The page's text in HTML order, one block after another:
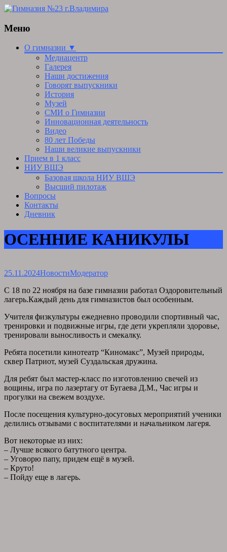
Меню
Skip
О гимназии ▼
Медиацентр
Галерея
Наши достижения
Говорят выпускники
История
Музей
СМИ о Гимназии
Инновационная деятельность
Видео
80 лет Победы
Наши великие выпускники
Прием в 1 класс
НИУ ВШЭ
Базовая школа НИУ ВШЭ
Высший пилотаж
Вопросы
Контакты
Дневник
ОСЕННИЕ КАНИКУЛЫ
25.11.2024НовостиМодератор
С 18 по 22 ноября на базе гимназии работал Оздоровительный
лагерь.Каждый день для гимназистов был особенным.
Учителя физкультуры ежедневно проводили спортивный час,
тренировки и подвижные игры, где дети укрепляли здоровье,
тренировали выносливость и смекалку.
Ребята посетили кинотеатр “Киномакс”, Музей природы,
сквер Патриот, музей Суздальская дружина.
Для ребят был мастер-класс по изготовлению свечей из
вощины, игра по лазертагу от Бугаева Д.М., Час игры и
прогулки на свежем воздухе.
После посещения культурно-досуговых мероприятий ученики
делились отзывами с воспитателями и начальником лагеря.
Вот некоторые из них:
– Лучше всякого батутного центра.
– Уговорю папу, придем ещё в музей.
– Круто!
– Пойду еще в лагерь.